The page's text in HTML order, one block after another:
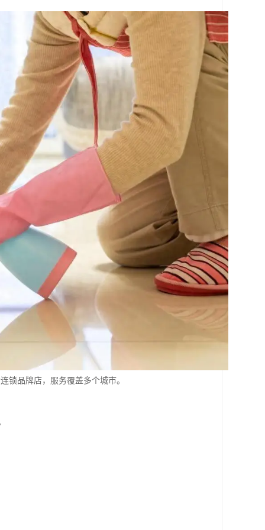
锁品牌店，服务覆盖多个城市。